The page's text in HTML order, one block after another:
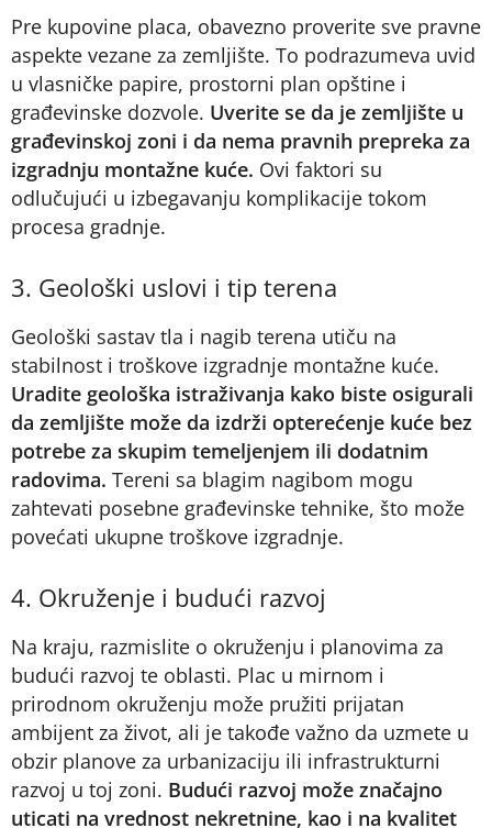
Pre kupovine placa, obavezno proverite sve pravne
aspekte vezane za zemljište. To podrazumeva uvid
u vlasničke papire, prostorni plan opštine i
građevinske dozvole. Uverite se da je zemljište u
građevinskoj zoni i da nema pravnih prepreka za
izgradnju montažne kuće. Ovi faktori su
odlučujući u izbegavanju komplikacije tokom
procesa gradnje.
3. Geološki uslovi i tip terena
Geološki sastav tla i nagib terena utiču na
stabilnost i troškove izgradnje montažne kuće.
Uradite geološka istraživanja kako biste osigurali
da zemljište može da izdrži opterećenje kuće bez
potrebe za skupim temeljenjem ili dodatnim
radovima. Tereni sa blagim nagibom mogu
zahtevati posebne građevinske tehnike, što može
povećati ukupne troškove izgradnje.
4. Okruženje i budući razvoj
Na kraju, razmislite o okruženju i planovima za
budući razvoj te oblasti. Plac u mirnom i
prirodnom okruženju može pružiti prijatan
ambijent za život, ali je takođe važno da uzmete u
obzir planove za urbanizaciju ili infrastrukturni
razvoj u toj zoni. Budući razvoj može značajno
uticati na vrednost nekretnine, kao i na kvalitet